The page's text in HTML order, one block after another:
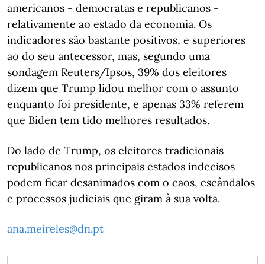
americanos - democratas e republicanos -
relativamente ao estado da economia. Os
indicadores são bastante positivos, e superiores
ao do seu antecessor, mas, segundo uma
sondagem Reuters/Ipsos, 39% dos eleitores
dizem que Trump lidou melhor com o assunto
enquanto foi presidente, e apenas 33% referem
que Biden tem tido melhores resultados.
Do lado de Trump, os eleitores tradicionais
republicanos nos principais estados indecisos
podem ficar desanimados com o caos, escândalos
e processos judiciais que giram à sua volta.
ana.meireles@dn.pt